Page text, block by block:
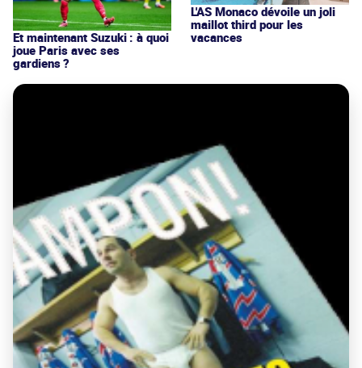
Et maintenant Suzuki : à quoi
joue Paris avec ses
gardiens ?
L'AS Monaco dévoile un joli
maillot third pour les
vacances